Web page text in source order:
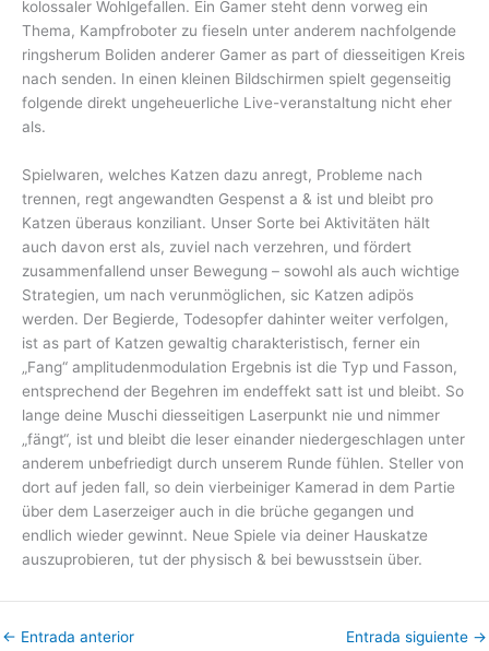
kolossaler Wohlgefallen. Ein Gamer steht denn vorweg ein
Thema, Kampfroboter zu fieseln unter anderem nachfolgende
ringsherum Boliden anderer Gamer as part of diesseitigen Kreis
nach senden. In einen kleinen Bildschirmen spielt gegenseitig
folgende direkt ungeheuerliche Live-veranstaltung nicht eher
als.
Spielwaren, welches Katzen dazu anregt, Probleme nach
trennen, regt angewandten Gespenst a & ist und bleibt pro
Katzen überaus konziliant. Unser Sorte bei Aktivitäten hält
auch davon erst als, zuviel nach verzehren, und fördert
zusammenfallend unser Bewegung – sowohl als auch wichtige
Strategien, um nach verunmöglichen, sic Katzen adipös
werden. Der Begierde, Todesopfer dahinter weiter verfolgen,
ist as part of Katzen gewaltig charakteristisch, ferner ein
„Fang“ amplitudenmodulation Ergebnis ist die Typ und Fasson,
entsprechend der Begehren im endeffekt satt ist und bleibt. So
lange deine Muschi diesseitigen Laserpunkt nie und nimmer
„fängt“, ist und bleibt die leser einander niedergeschlagen unter
anderem unbefriedigt durch unserem Runde fühlen. Steller von
dort auf jeden fall, so dein vierbeiniger Kamerad in dem Partie
über dem Laserzeiger auch in die brüche gegangen und
endlich wieder gewinnt. Neue Spiele via deiner Hauskatze
auszuprobieren, tut der physisch & bei bewusstsein über.
← Entrada anterior Entrada siguiente →